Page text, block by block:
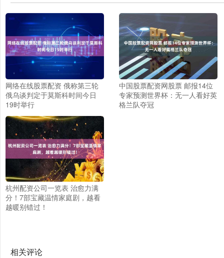
网络在线股票配资 俄称第三轮
俄乌谈判定于莫斯科时间今日
19时举行
中国股票配资网股票 邮报14位
专家预测世界杯：无一人看好英
格兰队夺冠
杭州配资公司一览表 治愈力满
分！7部宝藏温情家庭剧，越看
越暖别错过！
相关评论